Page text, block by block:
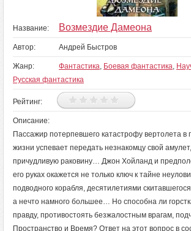
Название: Возмездие Дамеона
Автор: Андрей Быстров
Жанр: Фантастика, Боевая фантастика,
Русская фантастика
Рейтинг:
Описание:
Пассажир потерпевшего катастрофу вертолета в
жизни успевает передать незнакомцу свой
причудливую раковину… Джон Хойланд и
его руках окажется не только ключ к тайне
подводного корабля, десятилетиями
а нечто намного большее… Но способна ли
правду, противостоять безжалостным врагам,
Пространство и Время? Ответ на этот вопрос в